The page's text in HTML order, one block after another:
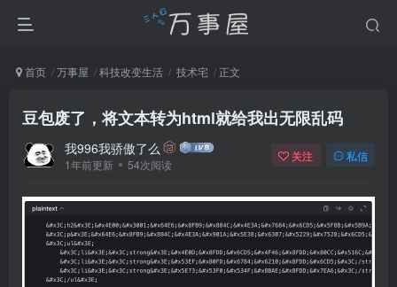
首页 万事屋 科技改变生活 技术宅 正文
豆包废了，将文本转为html就给我出无限乱码
我996我骄傲了么
1年前更新 54次阅读
关注 私信